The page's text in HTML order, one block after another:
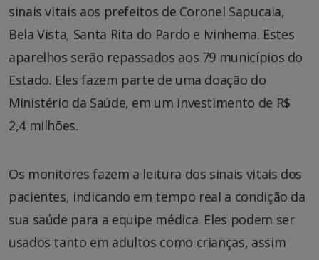
sinais vitais aos prefeitos de Coronel Sapucaia,
Bela Vista, Santa Rita do Pardo e Ivinhema. Estes
aparelhos serão repassados aos 79 municípios do
Estado. Eles fazem parte de uma doação do
Ministério da Saúde, em um investimento de R$
2,4 milhões.
Os monitores fazem a leitura dos sinais vitais dos
pacientes, indicando em tempo real a condição da
sua saúde para a equipe médica. Eles podem ser
usados tanto em adultos como crianças, assim